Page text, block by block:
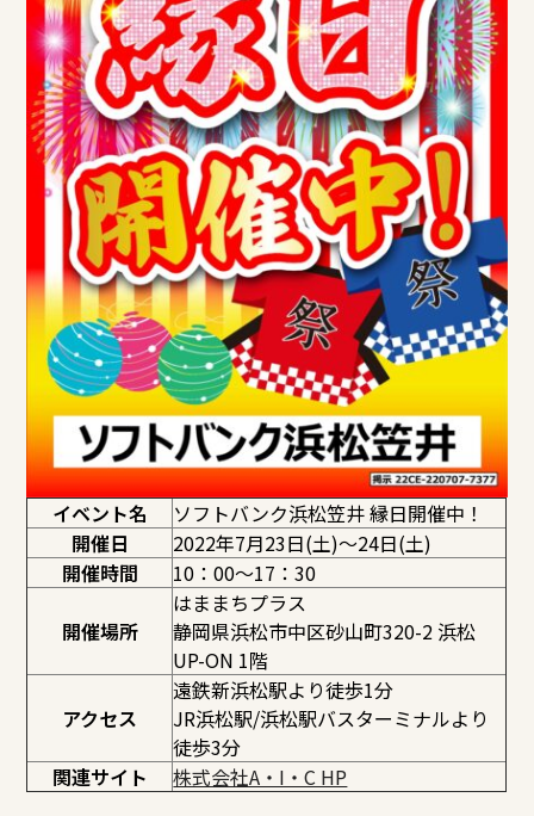
イベント名
ソフトバンク浜松笠井 縁日開催中！
開催日
2022年7月23日(土)～24日(土)
開催時間
10：00～17：30
開催場所
はままちプラス
静岡県浜松市中区砂山町320-2 浜松
UP-ON 1階
アクセス
遠鉄新浜松駅より徒歩1分
JR浜松駅/浜松駅バスターミナルより
徒歩3分
関連サイト
株式会社A・I・C HP